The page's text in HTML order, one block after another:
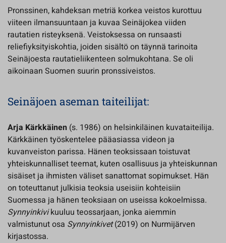
Pronssinen, kahdeksan metriä korkea veistos kurottuu
viiteen ilmansuuntaan ja kuvaa Seinäjokea viiden
rautatien risteyksenä. Veistoksessa on runsaasti
reliefiyksityiskohtia, joiden sisältö on täynnä tarinoita
Seinäjoesta rautatieliikenteen solmukohtana. Se oli
aikoinaan Suomen suurin pronssiveistos.
Seinäjoen aseman taiteilijat:
Arja Kärkkäinen (s. 1986) on helsinkiläinen kuvataiteilija.
Kärkkäinen työskentelee pääasiassa videon ja
kuvanveiston parissa. Hänen teoksissaan toistuvat
yhteiskunnalliset teemat, kuten osallisuus ja yhteiskunnan
sisäiset ja ihmisten väliset sanattomat sopimukset. Hän
on toteuttanut julkisia teoksia useisiin kohteisiin
Suomessa ja hänen teoksiaan on useissa kokoelmissa.
Synnyinkivikuuluu teossarjaan, jonka aiemmin
valmistunut osa Synnyinkivet(2019) on Nurmijärven
kirjastossa.